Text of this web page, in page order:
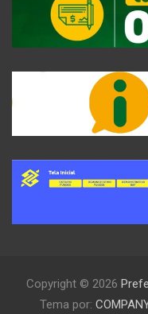
Copyright © 2026
Tema por: